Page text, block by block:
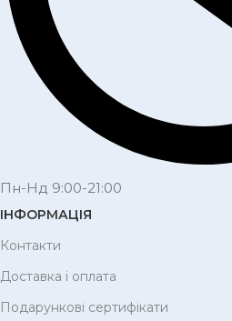
Пн-Нд 9:00-21:00
ІНФОРМАЦІЯ
Контакти
Доставка і оплата
Подарункові сертифікати